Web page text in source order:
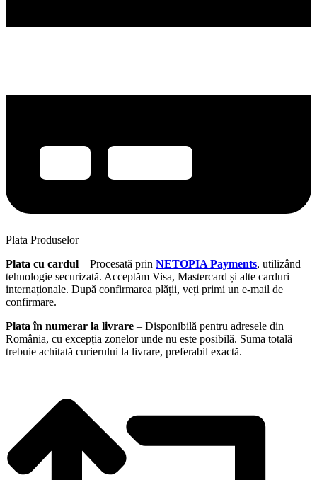
Plata Produselor
Plata cu cardul – Procesată prin NETOPIA Payments, utilizând
tehnologie securizată. Acceptăm Visa, Mastercard și alte carduri
internaționale. După confirmarea plății, veți primi un e-mail de
confirmare.
Plata în numerar la livrare – Disponibilă pentru adresele din
România, cu excepția zonelor unde nu este posibilă. Suma totală
trebuie achitată curierului la livrare, preferabil exactă.